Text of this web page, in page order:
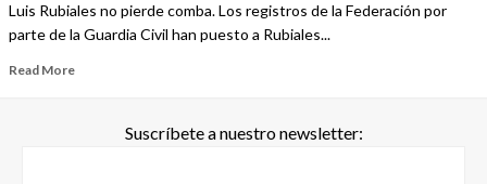
Luis Rubiales no pierde comba. Los registros de la Federación por
parte de la Guardia Civil han puesto a Rubiales...
Read More
Suscríbete a nuestro newsletter: